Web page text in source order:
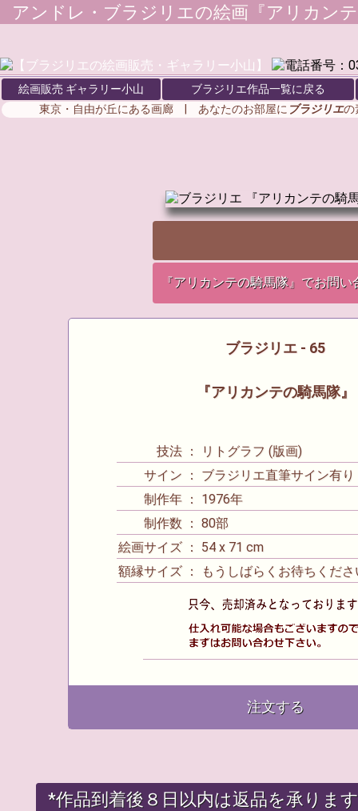
アンドレ・ブラジリエの絵画『アリカン
絵画販売 ギャラリー小山
ブラジリエ作品一覧に戻る
東京・自由が丘にある画廊 | あなたのお部屋に ブラジリエの
『アリカンテの騎馬隊』でお問い
ブラジリエ - 65
『アリカンテの騎馬隊』
技法 ： リトグラフ (版画)
サイン ： ブラジリエ直筆サイン有り
制作年 ： 1976年
制作数 ： 80部
絵画サイズ ： 54 x 71 cm
額縁サイズ ： もうしばらくお待ちくだ
注文する
*作品到着後８日以内は返品を承りま